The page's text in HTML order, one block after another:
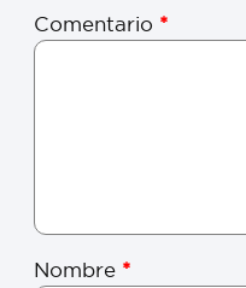
Comentario *
Nombre *